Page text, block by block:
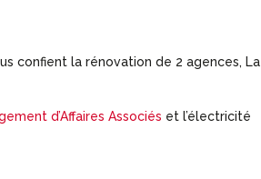
confient la rénovation de 2 agences, La
d’Affaires Associés et l’électricité